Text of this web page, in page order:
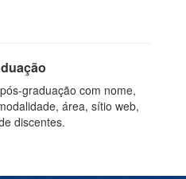
graduação com nome,
área, sítio web,
discentes.